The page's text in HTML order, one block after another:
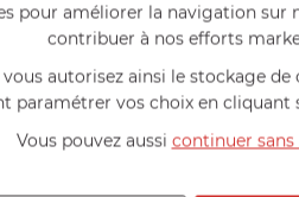
végétale et à un
conviendra parfaitement
spécifiquement conçu pour
culinaire.
Evitez les
optimal.Ne jamais utiliser
pour améliorer la navigation sur
contribuer à nos efforts
autorisez ainsi le stockage
paramétrer vos choix en cliquant
Vous pouvez aussi continuer sans